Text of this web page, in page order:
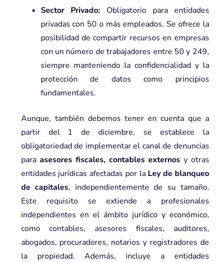
Sector Privado: Obligatorio para entidades
privadas con 50 o más empleados. Se ofrece la
posibilidad de compartir recursos en empresas
con un número de trabajadores entre 50 y 249,
siempre manteniendo la confidencialidad y la
protección de datos como principios
fundamentales.
Aunque, también debemos tener en cuenta que a
partir del 1 de diciembre, se establece la
obligatoriedad de implementar el canal de denuncias
paraasesores fiscales, contables externosy otras
entidades jurídicas afectadas por laLey de blanqueo
de capitales, independientemente de su tamaño.
Este requisito se extiende a profesionales
independientes en el ámbito jurídico y económico,
como contables, asesores fiscales, auditores,
abogados, procuradores, notarios y registradores de
la propiedad. Además, incluye a entidades